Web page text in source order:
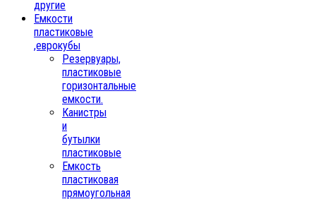
другие
Емкости
пластиковые
,еврокубы
Резервуары,
пластиковые
горизонтальные
емкости.
Канистры
и
бутылки
пластиковые
Емкость
пластиковая
прямоугольная